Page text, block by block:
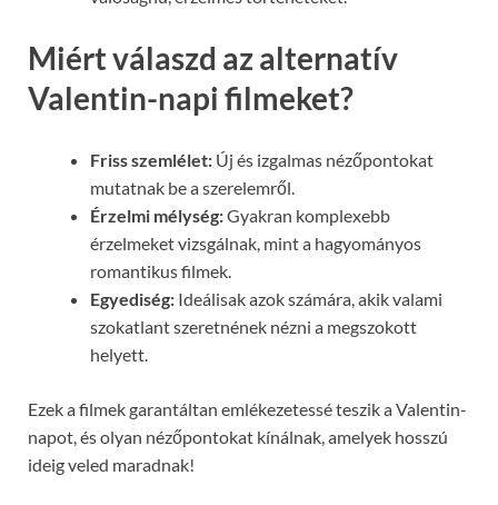
Miért válaszd az alternatív
Valentin-napi filmeket?
Friss szemlélet: Új és izgalmas nézőpontokat
mutatnak be a szerelemről.
Érzelmi mélység:Gyakran komplexebb
érzelmeket vizsgálnak, mint a hagyományos
romantikus filmek.
Egyediség: Ideálisak azok számára, akik valami
szokatlant szeretnének nézni a megszokott
helyett.
Ezek a filmek garantáltan emlékezetessé teszik a Valentin-
napot, és olyan nézőpontokat kínálnak, amelyek hosszú
ideig veled maradnak!